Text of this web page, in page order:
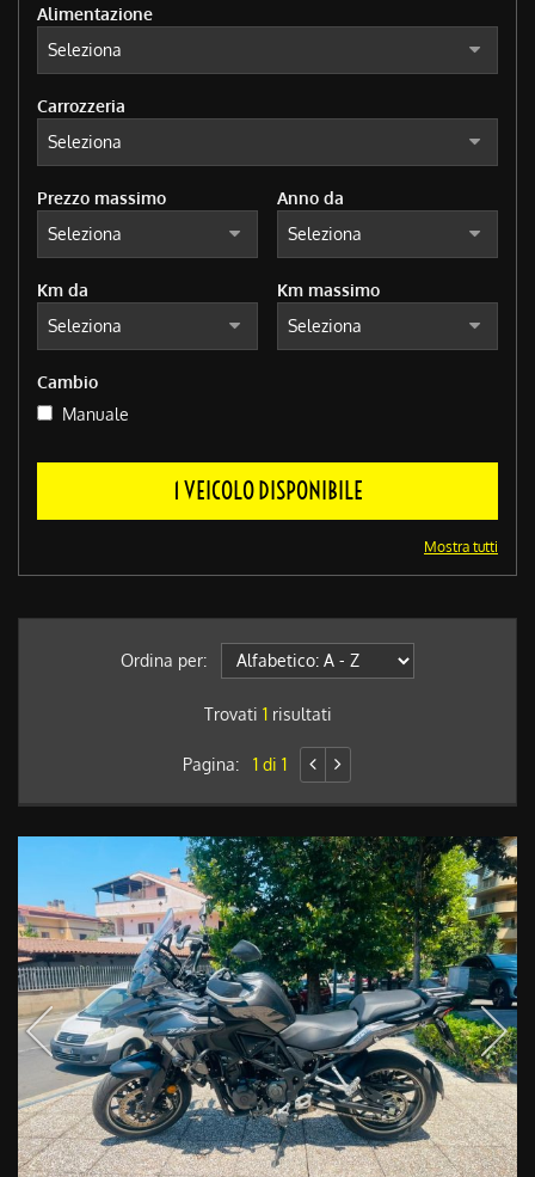
Alimentazione
Carrozzeria
Prezzo massimo Anno da
Km da Km massimo
Cambio
Manuale
1 VEICOLO DISPONIBILE
Mostra tutti
Ordina per:
Trovati 1risultati
Pagina:1 di 1